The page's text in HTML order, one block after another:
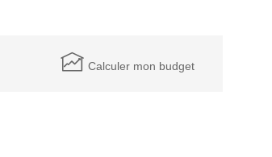
Calculer mon budget